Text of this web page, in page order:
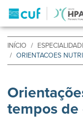
INÍCIO
ORIENTACOES
tempos de